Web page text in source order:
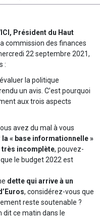
Président du Haut
commission des finances
22 septembre 2021,
:
la politique
un avis. C’est pourquoi
aux trois aspects
avez du mal à vous
la « base informationnelle »
très incomplète, pouvez-
le budget 2022 est
dette qui arrive à un
, considérez-vous que
reste soutenable ?
dit ce matin dans le